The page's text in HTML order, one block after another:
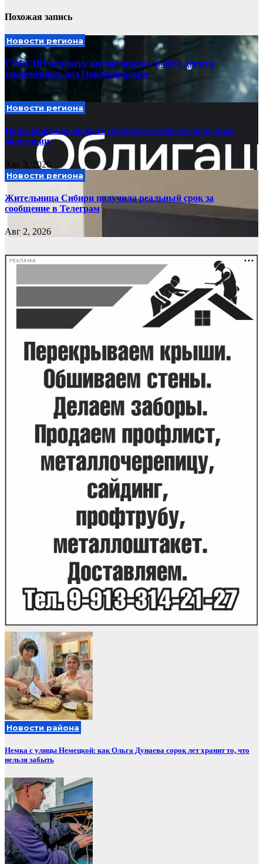
Похожая запись
Новости региона
ГУФСИН опроверг информацию о побеге девяти
заключенных под Новосибирском
Новости региона
Новосибирская область впервые разместит народные
облигации
Авг 3, 2026
Новости региона
Жительница Сибири получила реальный срок за
сообщение в Телеграм
Авг 2, 2026
РЕКЛАМА
Новости района
Немка с улицы Немецкой: как Ольга Дунаева сорок лет хранит то, что
нельзя забыть